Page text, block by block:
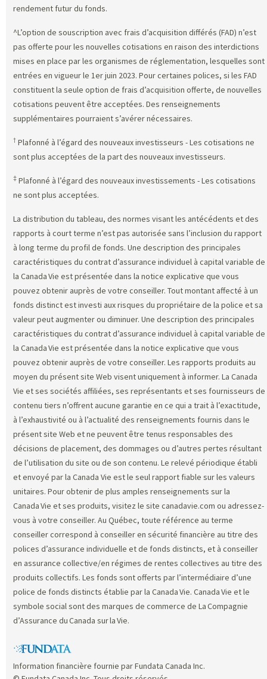
rendement futur du fonds.
^L’option de souscription avec frais d’acquisition différés (FAD) n’est
pas offerte pour les nouvelles cotisations en raison des interdictions
mises en place par les organismes de réglementation, lesquelles sont
entrées en vigueur le 1er juin 2023. Pour certaines polices, si les FAD
constituent la seule option de frais d’acquisition offerte, de nouvelles
cotisations peuvent être acceptées. Des renseignements
supplémentaires pourraient s’avérer nécessaires.
† Plafonné à l’égard des nouveaux investisseurs - Les cotisations ne
sont plus acceptées de la part des nouveaux investisseurs.
‡ Plafonné à l’égard des nouveaux investissements - Les cotisations
ne sont plus acceptées.
La distribution du tableau, des normes visant les antécédents et des
rapports à court terme n’est pas autorisée sans l’inclusion du rapport
à long terme du profil de fonds. Une description des principales
caractéristiques du contrat d’assurance individuel à capital variable de
la Canada Vie est présentée dans la notice explicative que vous
pouvez obtenir auprès de votre conseiller. Tout montant affecté à un
fonds distinct est investi aux risques du propriétaire de la police et sa
valeur peut augmenter ou diminuer. Une description des principales
caractéristiques du contrat d’assurance individuel à capital variable de
la Canada Vie est présentée dans la notice explicative que vous
pouvez obtenir auprès de votre conseiller. Les rapports produits au
moyen du présent site Web visent uniquement à informer. La Canada
Vie et ses sociétés affiliées, ses représentants et ses fournisseurs de
contenu tiers n’offrent aucune garantie en ce qui a trait à l’exactitude,
à l’exhaustivité ou à l’actualité des renseignements fournis dans le
présent site Web et ne peuvent être tenus responsables des
décisions de placement, des dommages ou d’autres pertes résultant
de l’utilisation du site ou de son contenu. Le relevé périodique établi
et envoyé par la Canada Vie est le seul rapport fiable sur les valeurs
unitaires. Pour obtenir de plus amples renseignements sur la
Canada Vie et ses produits, visitez le site canadavie.com ou adressez-
vous à votre conseiller. Au Québec, toute référence au terme
conseiller correspond à conseiller en sécurité financière au titre des
polices d’assurance individuelle et de fonds distincts, et à conseiller
en assurance collective/en régimes de rentes collectives au titre des
produits collectifs. Les fonds sont offerts par l’intermédiaire d’une
police de fonds distincts établie par la Canada Vie. Canada Vie et le
symbole social sont des marques de commerce de La Compagnie
d’Assurance du Canada sur la Vie.
Information financière fournie par Fundata Canada Inc.